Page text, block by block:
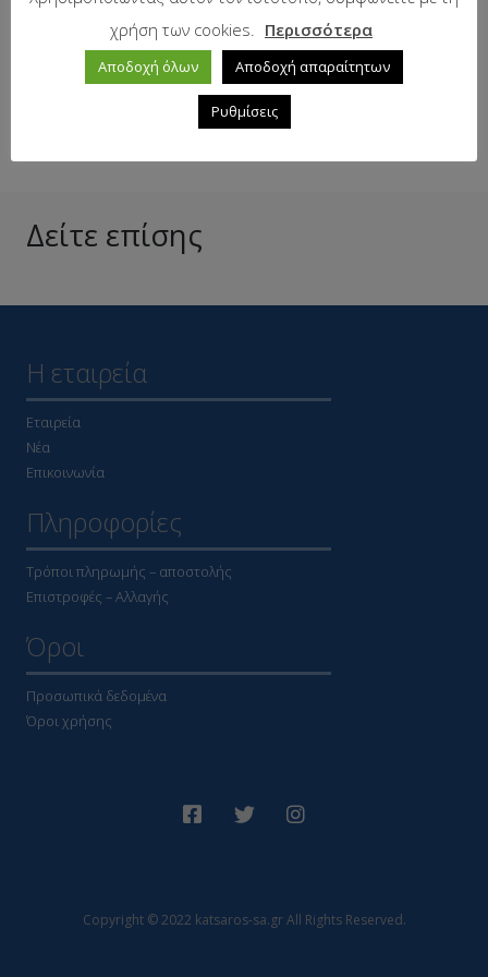
Σε απόθεμα
Δείτε επίσης
Η εταιρεία
Εταιρεία
Νέα
Επικοινωνία
Πληροφορίες
Τρόποι πληρωμής – αποστολής
Επιστροφές – Αλλαγής
Όροι
Προσωπικά δεδομένα
Όροι χρήσης
Copyright © 2022 katsaros-sa.gr All Rights Reserved.
χρήση των cookies.
Περισσότερα
Αποδοχή όλων Αποδοχή απαραίτητων
Ρυθμίσεις